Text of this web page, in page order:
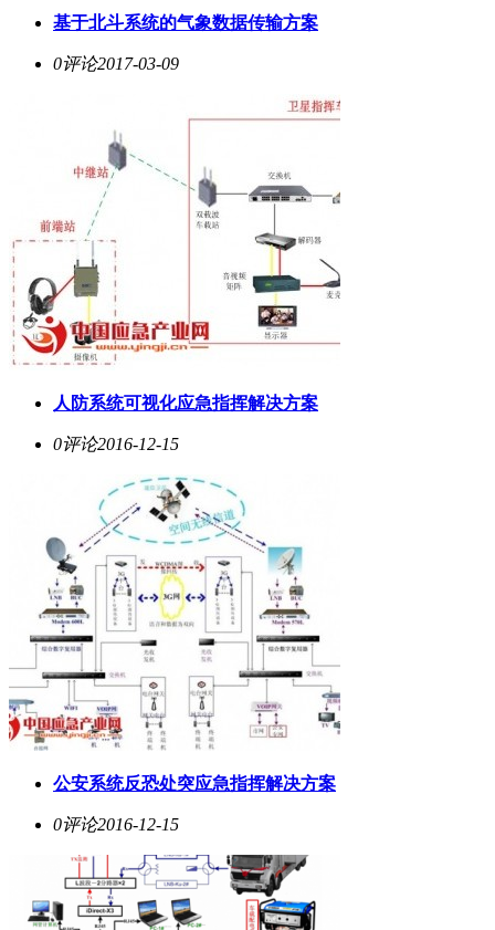
基于北斗系统的气象数据传输方案
0评论2017-03-09
人防系统可视化应急指挥解决方案
0评论2016-12-15
公安系统反恐处突应急指挥解决方案
0评论2016-12-15